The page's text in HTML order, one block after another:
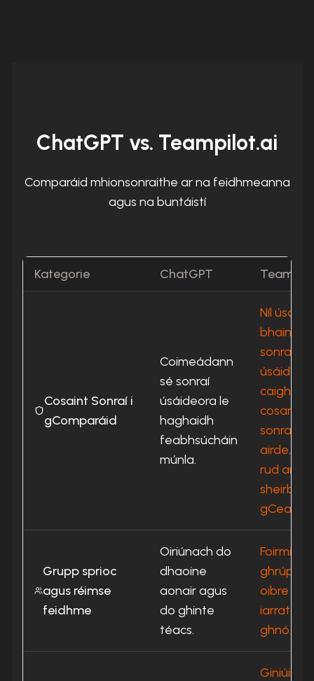
ChatGPT vs. Teampilot.ai
Comparáid mhionsonraithe ar na feidhmeanna
agus na buntáistí
Kategorie ChatGPT
Cosaint Sonraí i
gComparáid
Coimeádann
sé sonraí
úsáideora le
haghaidh
feabhsúcháin
múnla.
Níl úsáid
bhaint as
sonraí
cosanta
sonraí is
airde,
rud ar
sheirbhísí
Grupp sprioc
agus réimse
feidhme
Oiriúnach do
dhaoine
aonair agus
do ghinte
téacs.
Foirmiúil
ghrúpaí
oibre
iarratais
ghnó.
Giniúint